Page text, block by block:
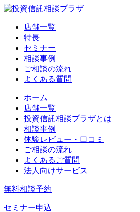
店舗一覧
特長
セミナー
相談事例
ご相談の流れ
よくある質問
ホーム
店舗一覧
投資信託相談プラザとは
相談事例
体験レビュー・口コミ
ご相談の流れ
よくあるご質問
法人向けサービス
無料相談予約
セミナー申込